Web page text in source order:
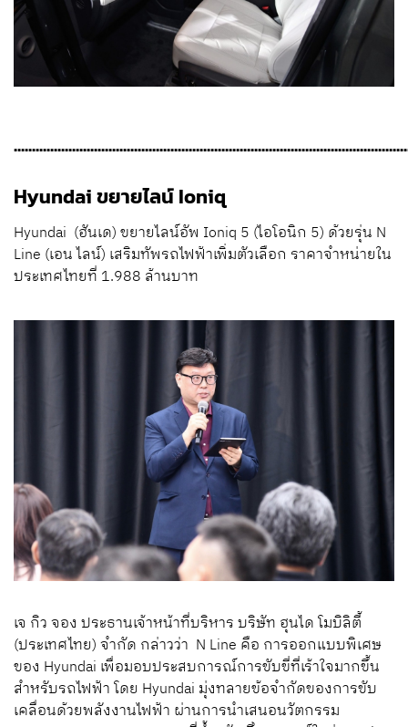
Hyundai ขยายไลน์ Ioniq
Hyundai (ฮันเด) ขยายไลน์อัพ Ioniq 5 (ไอโอนิก 5) ด้วยรุ่น N
Line (เอน ไลน์) เสริมทัพรถไฟฟ้าเพิ่มตัวเลือก ราคาจำหน่ายใน
ประเทศไทยที่ 1.988 ล้านบาท
เจ กิว จอง ประธานเจ้าหน้าที่บริหาร บริษัท ฮุนได โมบิลิตี้
(ประเทศไทย) จำกัด กล่าวว่า N Line คือ การออกแบบพิเศษ
ของ Hyundai เพื่อมอบประสบการณ์การขับขี่ที่เร้าใจมากขึ้น
สำหรับรถไฟฟ้า โดย Hyundai มุ่งทลายข้อจำกัดของการขับ
เคลื่อนด้วยพลังงานไฟฟ้า ผ่านการนำเสนอนวัตกรรม